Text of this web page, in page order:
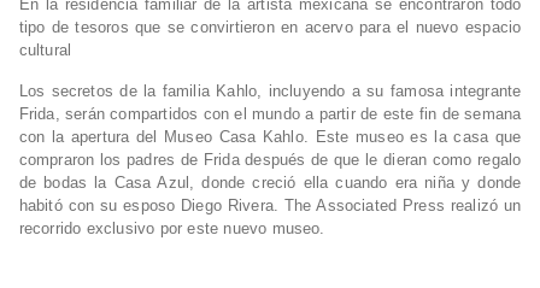
En la residencia familiar de la artista mexicana se encontraron todo
tipo de tesoros que se convirtieron en acervo para el nuevo espacio
cultural
Los secretos de la familia Kahlo, incluyendo a su famosa integrante
Frida, serán compartidos con el mundo a partir de este fin de semana
con la apertura del Museo Casa Kahlo. Este museo es la casa que
compraron los padres de Frida después de que le dieran como regalo
de bodas la Casa Azul, donde creció ella cuando era niña y donde
habitó con su esposo Diego Rivera. The Associated Press realizó un
recorrido exclusivo por este nuevo museo.